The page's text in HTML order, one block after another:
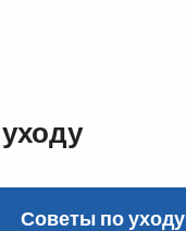
Советы по уходу